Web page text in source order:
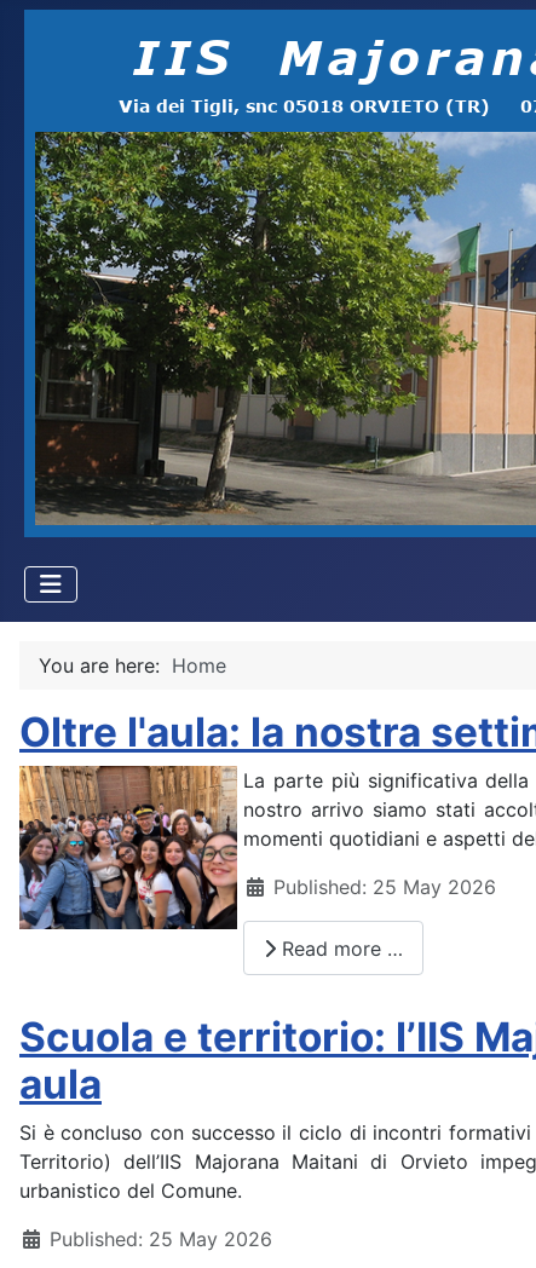
You are here: Home
Oltre l'aula: la nostra
La parte più significativa
nostro arrivo siamo stati
momenti quotidiani e aspetti
DetailsPublished: 25 May 2026
Read more …
Scuola e territorio: l’IIS
aula
Si è concluso con successo il ciclo di incontri
Territorio) dell’IIS Majorana Maitani di Orvieto
urbanistico del Comune.
DetailsPublished: 25 May 2026